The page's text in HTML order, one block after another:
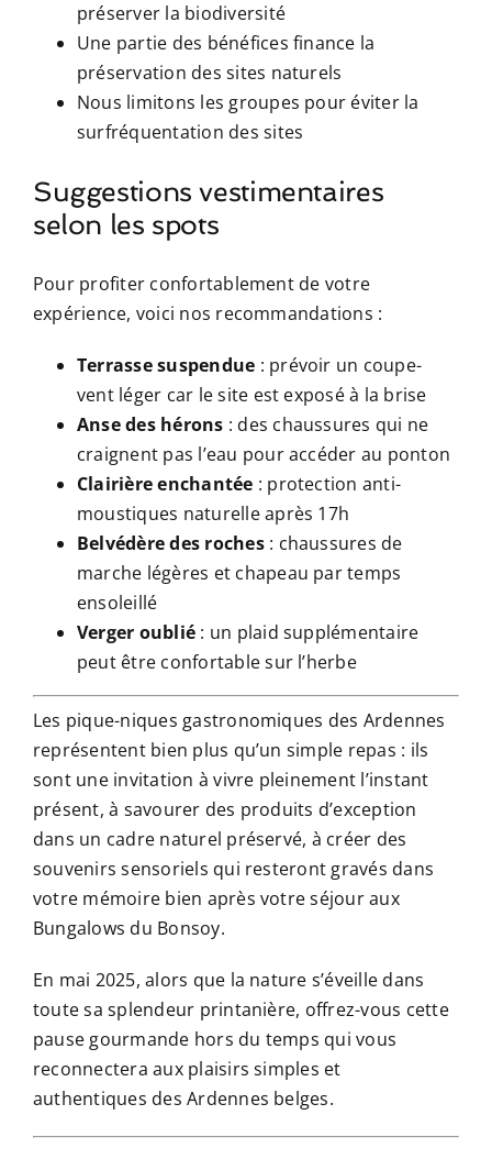
préserver la biodiversité
Une partie des bénéfices finance la
préservation des sites naturels
Nous limitons les groupes pour éviter la
surfréquentation des sites
Suggestions vestimentaires
selon les spots
Pour profiter confortablement de votre
expérience, voici nos recommandations :
Terrasse suspendue : prévoir un coupe-
vent léger car le site est exposé à la brise
Anse des hérons : des chaussures qui ne
craignent pas l’eau pour accéder au ponton
Clairière enchantée : protection anti-
moustiques naturelle après 17h
Belvédère des roches: chaussures de
marche légères et chapeau par temps
ensoleillé
Verger oublié : un plaid supplémentaire
peut être confortable sur l’herbe
Les pique-niques gastronomiques des Ardennes
représentent bien plus qu’un simple repas : ils
sont une invitation à vivre pleinement l’instant
présent, à savourer des produits d’exception
dans un cadre naturel préservé, à créer des
souvenirs sensoriels qui resteront gravés dans
votre mémoire bien après votre séjour aux
Bungalows du Bonsoy.
En mai 2025, alors que la nature s’éveille dans
toute sa splendeur printanière, offrez-vous cette
pause gourmande hors du temps qui vous
reconnectera aux plaisirs simples et
authentiques des Ardennes belges.